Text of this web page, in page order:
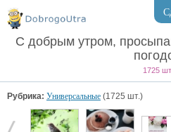
С добрым утром,
1725 шт.
Рубрика: Универсальные (1725 шт.)